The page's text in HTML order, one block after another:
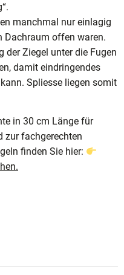
manchmal nur einlagig
Dachraum offen waren.
der Ziegel unter die Fugen
damit eindringendes
Spliesse liegen somit
in 30 cm Länge für
zur fachgerechten
finden Sie hier:
.